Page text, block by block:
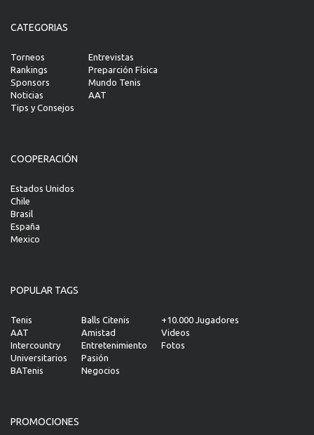
CATEGORIAS
Torneos
Rankings
Sponsors
Noticias
Tips y Consejos
Entrevistas
Preparción Física
Mundo Tenis
AAT
COOPERACIÓN
Estados Unidos
Chile
Brasil
España
Mexico
POPULAR TAGS
Tenis
AAT
Intercountry
Universitarios
BATenis
Balls Citenis
Amistad
Entretenimiento
Pasión
Negocios
+10.000 Jugadores
Videos
Fotos
PROMOCIONES